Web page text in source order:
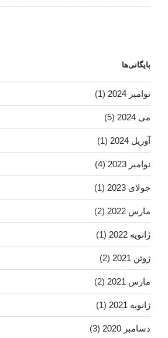
بایگانی‌ها
نوامبر 2024 (1)
می 2024 (5)
آوریل 2024 (1)
نوامبر 2023 (4)
جولای 2023 (1)
مارس 2022 (2)
ژانویه 2022 (1)
ژوئن 2021 (2)
مارس 2021 (2)
ژانویه 2021 (1)
دسامبر 2020 (3)